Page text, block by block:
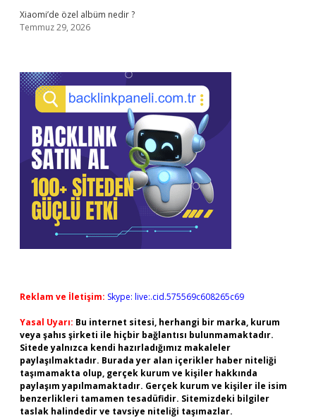
Xiaomi’de özel albüm nedir ?
Temmuz 29, 2026
Reklam ve İletişim: Skype: live:.cid.575569c608265c69
Yasal Uyarı: Bu internet sitesi, herhangi bir marka, kurum
veya şahıs şirketi ile hiçbir bağlantısı bulunmamaktadır.
Sitede yalnızca kendi hazırladığımız makaleler
paylaşılmaktadır. Burada yer alan içerikler haber niteliği
taşımamakta olup, gerçek kurum ve kişiler hakkında
paylaşım yapılmamaktadır. Gerçek kurum ve kişiler ile isim
benzerlikleri tamamen tesadüfidir. Sitemizdeki bilgiler
taslak halindedir ve tavsiye niteliği taşımazlar.